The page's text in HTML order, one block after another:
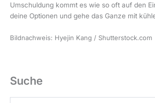
Umschuldung kommt es wie so oft auf den
deine Optionen und gehe das Ganze mit
Bildnachweis: Hyejin Kang / Shutterstock.com
Suche